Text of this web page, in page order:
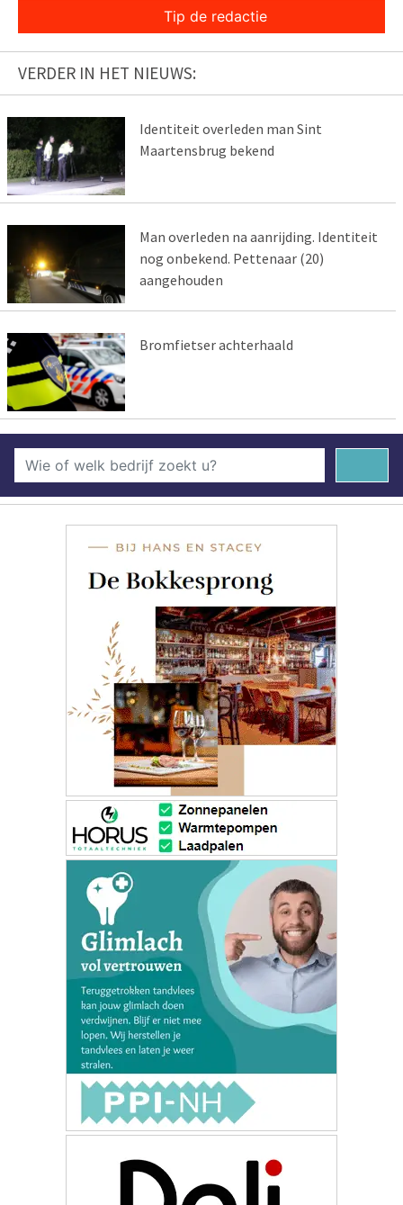
Tip de redactie
VERDER IN HET NIEUWS:
Identiteit overleden man Sint
Maartensbrug bekend
Man overleden na aanrijding. Identiteit
nog onbekend. Pettenaar (20)
aangehouden
Bromfietser achterhaald